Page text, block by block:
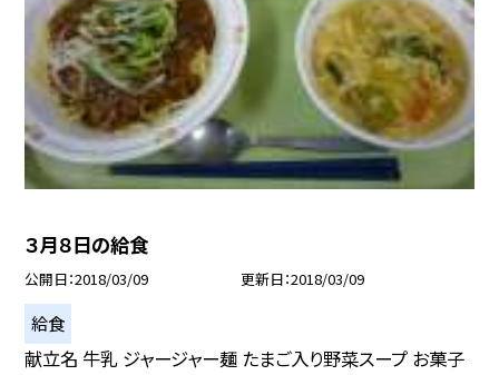
３月８日の給食
公開日 2018/03/09 更新日 2018/03/09
給食
献立名 牛乳 ジャージャー麺 たまご入り野菜スープ お菓子